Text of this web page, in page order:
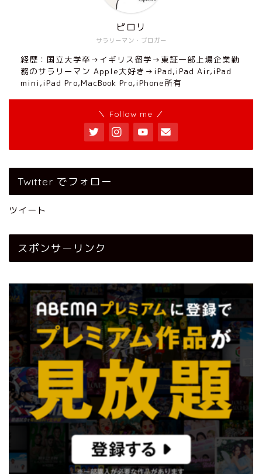
サラリーマン・ブロガー
ピロリ
経歴：国立大学卒→イギリス留学→東証一部上場企業勤
務のサラリーマン Apple大好き→iPad,iPad Air,iPad
mini,iPad Pro,MacBook Pro,iPhone所有
＼ Follow me ／
Twitter でフォロー
ツイート
スポンサーリンク